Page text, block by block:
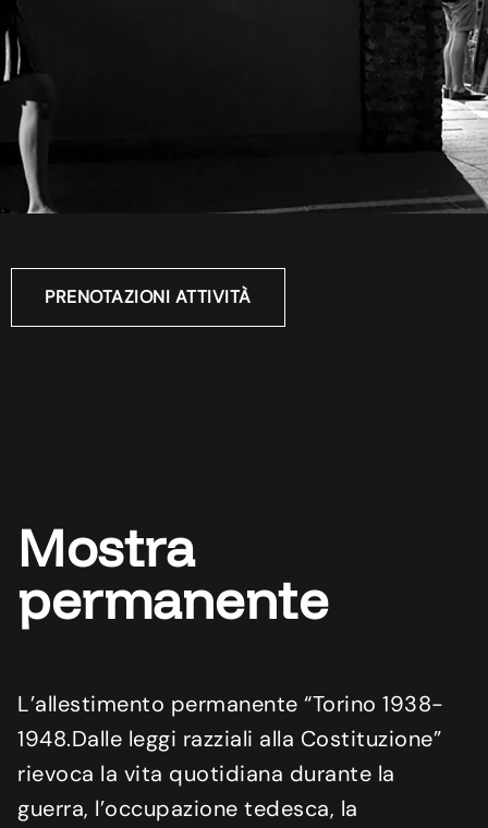
PRENOTAZIONI ATTIVITÀ
Mostra
permanente
L’allestimento permanente “Torino 1938-
1948.Dalle leggi razziali alla Costituzione”
rievoca la vita quotidiana durante la
guerra, l’occupazione tedesca, la